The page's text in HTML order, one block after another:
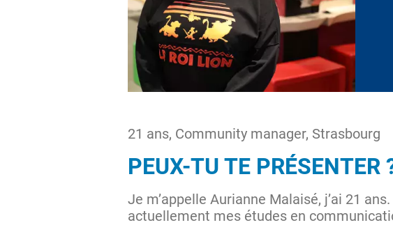
21 ans, Community manager, Strasbourg
PEUX-TU TE PRÉSENTER
Je m’appelle Aurianne Malaisé, j’ai 21
actuellement mes études en